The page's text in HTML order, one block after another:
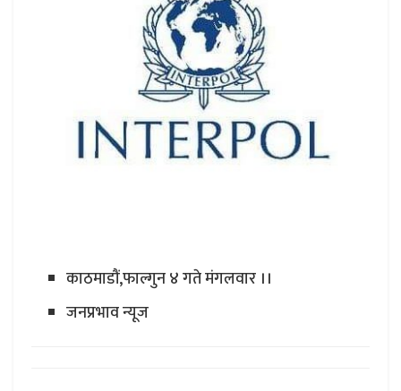
काठमाडौं,फाल्गुन ४ गते मंगलवार ।।
जनप्रभाव न्यूज